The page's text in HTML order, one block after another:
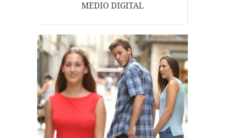
MEDIO DIGITAL